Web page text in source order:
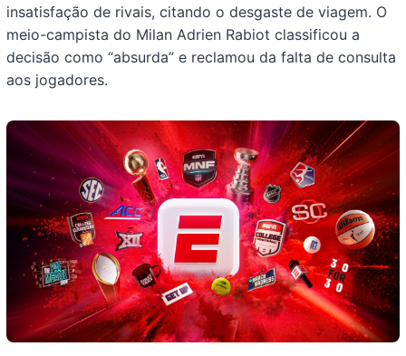
insatisfação de rivais, citando o desgaste de viagem. O
meio-campista do Milan Adrien Rabiot classificou a
decisão como “absurda” e reclamou da falta de consulta
aos jogadores.